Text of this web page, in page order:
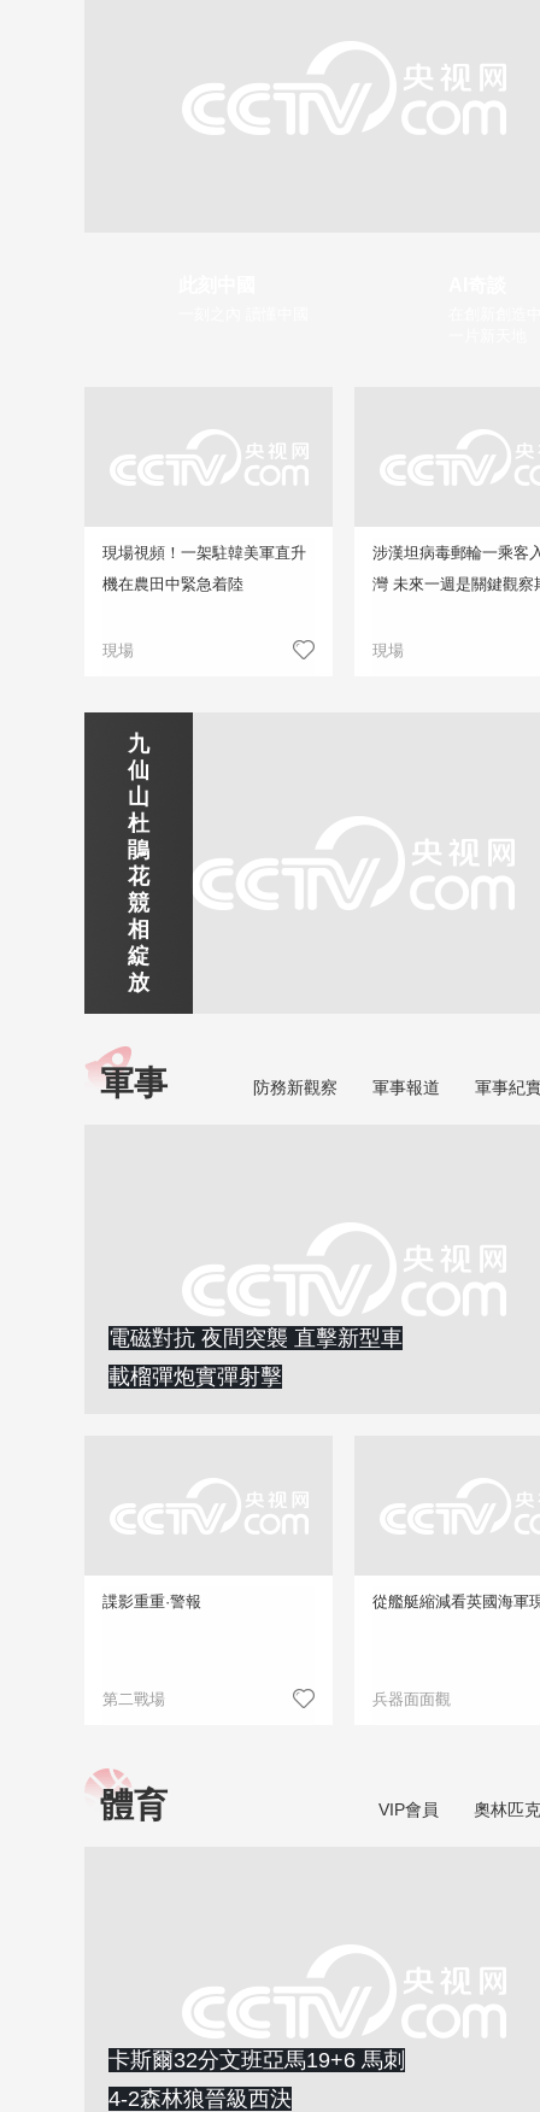
現場視頻！一架駐韓美軍直升
機在農田中緊急着陸
現場
涉漢坦病毒郵輪一乘客
灣 未來一週是關鍵觀察
現場
正在直播
廣東韶關車八嶺
車八嶺國家級自然保護區，屬森林生態類型自然保護區，是中
然保護區之一，素有“物種寶庫，南嶺明珠”之稱。
雲
探
古
北
水
鎮
雲
賞
黃
山
美
景
南
京
玄
武
湖
景
區
焦
作
紅
石
峽
靜
賞
京
娘
湖
秦
皇
島
金
夢
海
灣
岜
沙
苗
寨
雲
海
日
出
九
仙
山
杜
鵑
花
競
相
綻
放
軍事 防務新觀察 軍事報道 軍事紀
電磁對抗 夜間突襲 直擊新型車
載榴彈炮實彈射擊
諜影重重·警報
第二戰場
從艦艇縮減看英國海軍
兵器面面觀
體育 VIP會員 奧林匹
卡斯爾32分文班亞馬19+6 馬刺
4-2森林狼晉級西決